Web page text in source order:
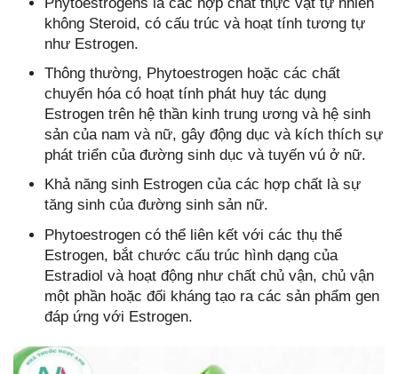
không Steroid, có cấu trúc và hoạt tính tương tự
như Estrogen.
Thông thường, Phytoestrogen hoặc các chất
chuyển hóa có hoạt tính phát huy tác dụng
Estrogen trên hệ thần kinh trung ương và hệ sinh
sản của nam và nữ, gây động dục và kích thích sự
phát triển của đường sinh dục và tuyến vú ở nữ.
Khả năng sinh Estrogen của các hợp chất là sự
tăng sinh của đường sinh sản nữ.
Phytoestrogen có thể liên kết với các thụ thể
Estrogen, bắt chước cấu trúc hình dạng của
Estradiol và hoạt động như chất chủ vận, chủ vận
một phần hoặc đối kháng tạo ra các sản phẩm gen
đáp ứng với Estrogen.